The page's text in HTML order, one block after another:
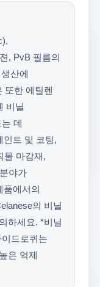
, PvB 필름의
산에
또한 에틸렌
비닐
데
인트 및 코팅,
물 마감재,
야가
품에서의
의 비닐
하세요. *비닐
드로퀴논
은 억제